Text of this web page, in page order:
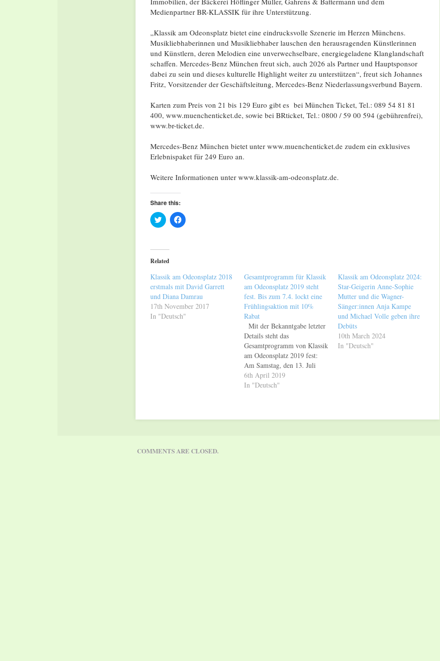
Medienpartner BR-KLASSIK für ihre Unterstützung.
„Klassik am Odeonsplatz bietet eine eindrucksvolle Szenerie im Herzen Münchens.
Musikliebhaberinnen und Musikliebhaber lauschen den herausragenden Künstlerinnen
und Künstlern, deren Melodien eine unverwechselbare, energiegeladene Klanglandschaft
schaffen. Mercedes-Benz München freut sich, auch 2026 als Partner und Hauptsponsor
dabei zu sein und dieses kulturelle Highlight weiter zu unterstützen“, freut sich Johannes
Fritz, Vorsitzender der Geschäftsleitung, Mercedes-Benz Niederlassungsverbund Bayern.
Karten zum Preis von 21 bis 129 Euro gibt es bei München Ticket, Tel.: 089 54 81 81
400, www.muenchenticket.de, sowie bei BRticket, Tel.: 0800 / 59 00 594 (gebührenfrei),
www.br-ticket.de.
Mercedes-Benz München bietet unter www.muenchenticket.de zudem ein exklusives
Erlebnispaket für 249 Euro an.
Weitere Informationen unter www.klassik-am-odeonsplatz.de.
Share this:
Click
to
(Opens
in
new
Click
to
Related
Klassik am Odeonsplatz 2018
erstmals mit David Garrett
und Diana Damrau
17th November 2017
In "Deutsch"
Gesamtprogramm für Klassik
am Odeonsplatz 2019 steht
fest. Bis zum 7.4. lockt eine
Frühlingsaktion mit 10%
Rabat
Mit der Bekanntgabe letzter
Details steht das
Gesamtprogramm von Klassik
am Odeonsplatz 2019 fest:
Am Samstag, den 13. Juli
2019, geben das
Symphonieorchester des
6th April 2019
In "Deutsch"
Klassik am Odeonsplatz 2024:
Star-Geigerin Anne-Sophie
Mutter und die Wagner-
Sänger:innen Anja Kampe
und Michael Volle geben ihre
Debüts
10th March 2024
In "Deutsch"
COMMENTS ARE CLOSED.